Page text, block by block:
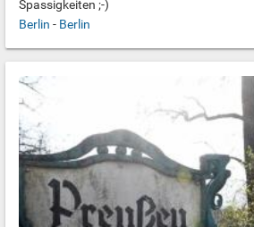
Spassigkeiten ;-)
Berlin - Berlin